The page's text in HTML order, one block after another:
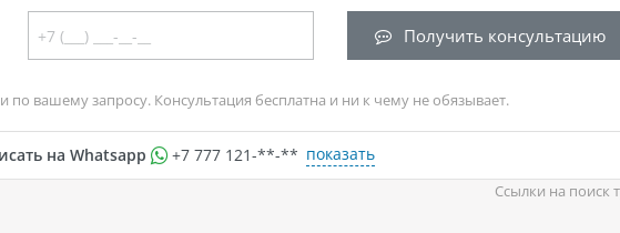
Получить консультацию
по вашему запросу. Консультация бесплатна и ни к чему не обязывает.
на Whatsapp +7 777 121-**-** показать
Ссылки на поиск